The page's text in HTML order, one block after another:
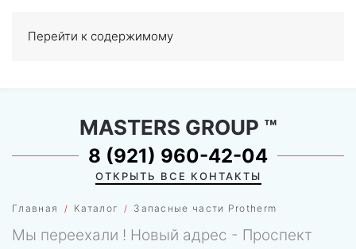
Перейти к содержимому
0
Главная Каталог Запасные части Protherm
MASTERS GROUP ™
8 (921) 960-42-04
ОТКРЫТЬ ВСЕ КОНТАКТЫ
Мы переехали ! Новый адрес - Проспект